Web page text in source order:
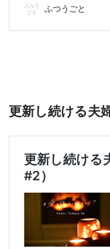
更新し続ける夫